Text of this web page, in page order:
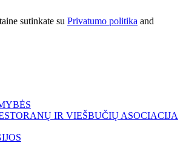
sutinkate su Privatumo politika and
IR VIEŠBUČIŲ ASOCIACIJA